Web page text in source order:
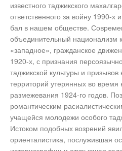
известного таджикского
ответственного за войну 1990-
бал в нашем обществе.
объединительный национализм
«западное», гражданское
1920-х, с признания
таджикской культуры и призывов
территорий утерянных во время
размежевания 1924-го годов.
романтическим
учащейся молодежи особого
Истоком подобных возрений
ориенталистика, послужившая